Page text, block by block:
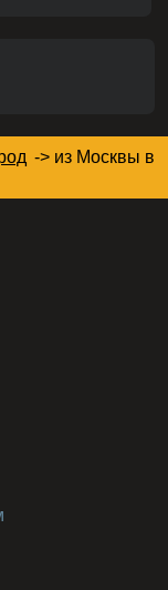
-> из Москвы в